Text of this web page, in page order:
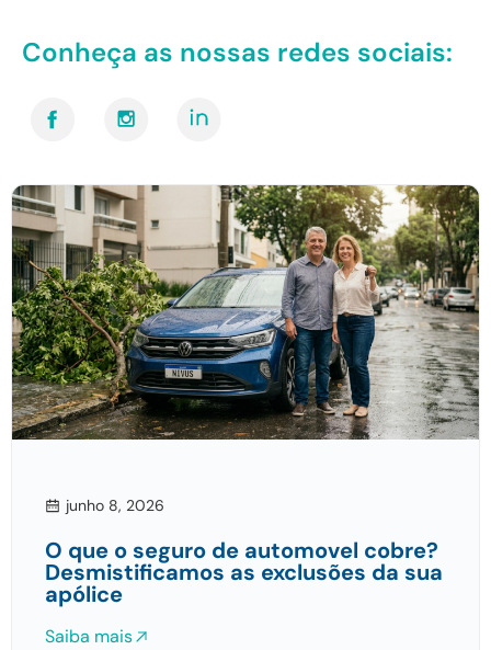
Conheça as nossas redes sociais:
junho 8, 2026
O que o seguro de automovel cobre?
Desmistificamos as exclusões da sua
apólice
Saiba mais